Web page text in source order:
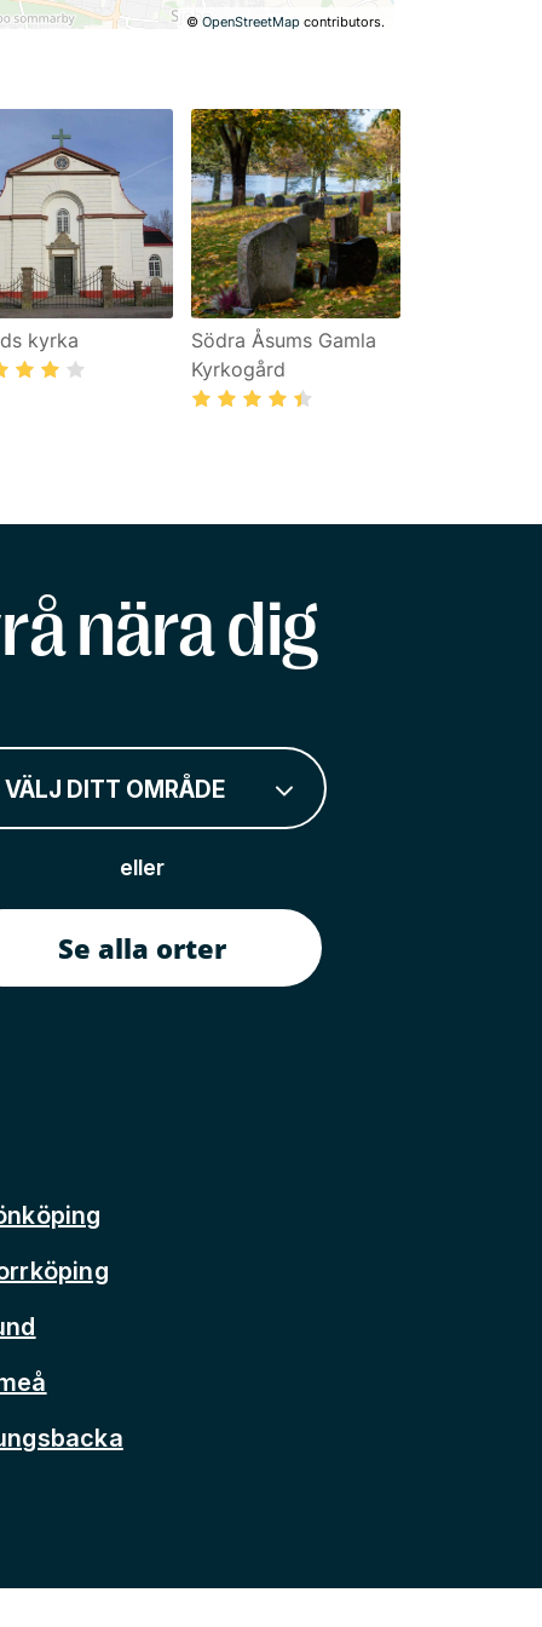
©OpenStreetMap contributors.
kyrka
Södra Åsums Gamla
Kyrkogård
nära dig
VÄLJ DITT OMRÅDE
eller
Se alla orter